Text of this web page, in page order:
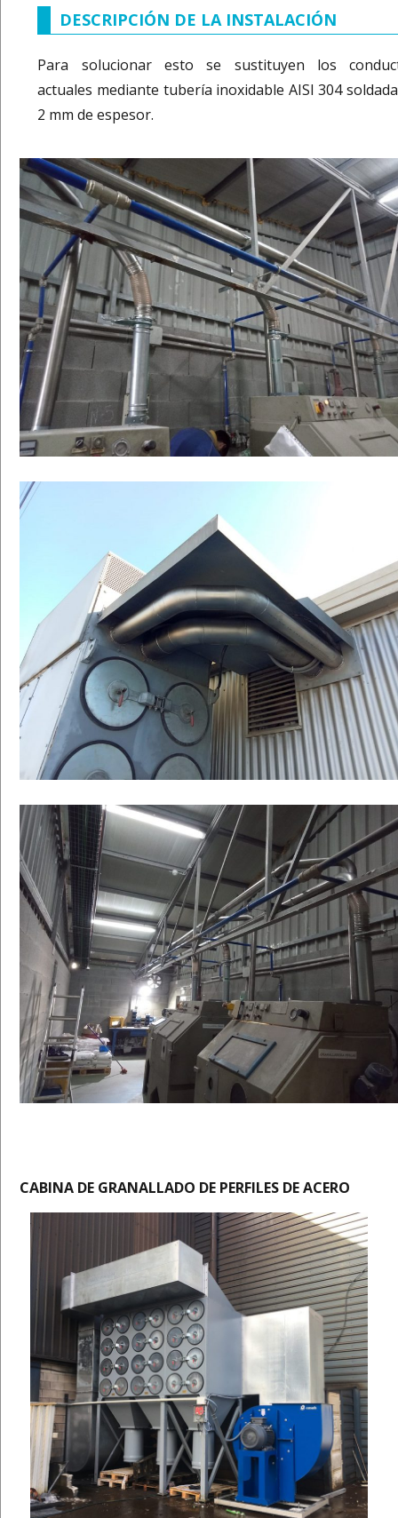
DESCRIPCIÓN DE LA INSTALACIÓN
Para solucionar esto se sustituyen los
actuales mediante tubería inoxidable AISI 304
2 mm de espesor.
CABINA DE GRANALLADO DE PERFILES DE ACERO